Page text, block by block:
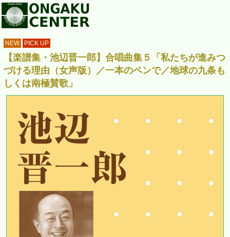
NEW PICK UP
【楽譜集・池辺晋一郎】合唱曲集５「私たちが進みつ
づける理由（女声版）／一本のペンで／地球の九条も
しくは南極賛歌」